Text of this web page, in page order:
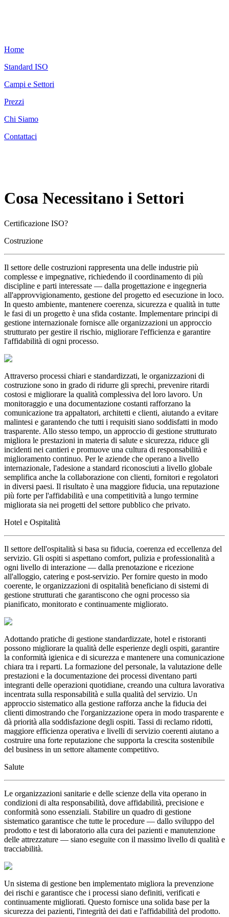
Home
Standard ISO
Campi e Settori
Prezzi
Chi Siamo
Contattaci
Cosa Necessitano i Settori
Certificazione ISO?
Costruzione
Il settore delle costruzioni rappresenta una delle industrie più
complesse e impegnative, richiedendo il coordinamento di più
discipline e parti interessate — dalla progettazione e ingegneria
all'approvvigionamento, gestione del progetto ed esecuzione in loco.
In questo ambiente, mantenere coerenza, sicurezza e qualità in tutte
le fasi di un progetto è una sfida costante. Implementare principi di
gestione internazionale fornisce alle organizzazioni un approccio
strutturato per gestire il rischio, migliorare l'efficienza e garantire
l'affidabilità di ogni processo.
Attraverso processi chiari e standardizzati, le organizzazioni di
costruzione sono in grado di ridurre gli sprechi, prevenire ritardi
costosi e migliorare la qualità complessiva del loro lavoro. Un
monitoraggio e una documentazione costanti rafforzano la
comunicazione tra appaltatori, architetti e clienti, aiutando a evitare
malintesi e garantendo che tutti i requisiti siano soddisfatti in modo
trasparente. Allo stesso tempo, un approccio di gestione strutturato
migliora le prestazioni in materia di salute e sicurezza, riduce gli
incidenti nei cantieri e promuove una cultura di responsabilità e
miglioramento continuo. Per le aziende che operano a livello
internazionale, l'adesione a standard riconosciuti a livello globale
semplifica anche la collaborazione con clienti, fornitori e regolatori
in diversi paesi. Il risultato è una maggiore fiducia, una reputazione
più forte per l'affidabilità e una competitività a lungo termine
migliorata sia nei progetti del settore pubblico che privato.
Hotel e Ospitalità
Il settore dell'ospitalità si basa su fiducia, coerenza ed eccellenza del
servizio. Gli ospiti si aspettano comfort, pulizia e professionalità a
ogni livello di interazione — dalla prenotazione e ricezione
all'alloggio, catering e post-servizio. Per fornire questo in modo
coerente, le organizzazioni di ospitalità beneficiano di sistemi di
gestione strutturati che garantiscono che ogni processo sia
pianificato, monitorato e continuamente migliorato.
Adottando pratiche di gestione standardizzate, hotel e ristoranti
possono migliorare la qualità delle esperienze degli ospiti, garantire
la conformità igienica e di sicurezza e mantenere una comunicazione
chiara tra i reparti. La formazione del personale, la valutazione delle
prestazioni e la documentazione dei processi diventano parti
integranti delle operazioni quotidiane, creando una cultura lavorativa
incentrata sulla responsabilità e sulla qualità del servizio. Un
approccio sistematico alla gestione rafforza anche la fiducia dei
clienti dimostrando che l'organizzazione opera in modo trasparente e
dà priorità alla soddisfazione degli ospiti. Tassi di reclamo ridotti,
maggiore efficienza operativa e livelli di servizio coerenti aiutano a
costruire una forte reputazione che supporta la crescita sostenibile
del business in un settore altamente competitivo.
Salute
Le organizzazioni sanitarie e delle scienze della vita operano in
condizioni di alta responsabilità, dove affidabilità, precisione e
conformità sono essenziali. Stabilire un quadro di gestione
sistematico garantisce che tutte le procedure — dallo sviluppo del
prodotto e test di laboratorio alla cura dei pazienti e manutenzione
delle attrezzature — siano eseguite con il massimo livello di qualità e
tracciabilità.
Un sistema di gestione ben implementato migliora la prevenzione
dei rischi e garantisce che i processi siano definiti, verificati e
continuamente migliorati. Questo fornisce una solida base per la
sicurezza dei pazienti, l'integrità dei dati e l'affidabilità del prodotto.